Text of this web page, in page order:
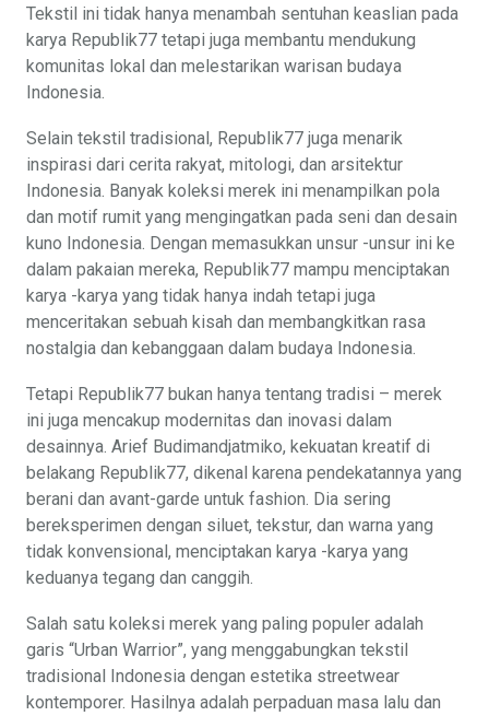
Tekstil ini tidak hanya menambah sentuhan keaslian pada
karya Republik77 tetapi juga membantu mendukung
komunitas lokal dan melestarikan warisan budaya
Indonesia.
Selain tekstil tradisional, Republik77 juga menarik
inspirasi dari cerita rakyat, mitologi, dan arsitektur
Indonesia. Banyak koleksi merek ini menampilkan pola
dan motif rumit yang mengingatkan pada seni dan desain
kuno Indonesia. Dengan memasukkan unsur -unsur ini ke
dalam pakaian mereka, Republik77 mampu menciptakan
karya -karya yang tidak hanya indah tetapi juga
menceritakan sebuah kisah dan membangkitkan rasa
nostalgia dan kebanggaan dalam budaya Indonesia.
Tetapi Republik77 bukan hanya tentang tradisi – merek
ini juga mencakup modernitas dan inovasi dalam
desainnya. Arief Budimandjatmiko, kekuatan kreatif di
belakang Republik77, dikenal karena pendekatannya yang
berani dan avant-garde untuk fashion. Dia sering
bereksperimen dengan siluet, tekstur, dan warna yang
tidak konvensional, menciptakan karya -karya yang
keduanya tegang dan canggih.
Salah satu koleksi merek yang paling populer adalah
garis “Urban Warrior”, yang menggabungkan tekstil
tradisional Indonesia dengan estetika streetwear
kontemporer. Hasilnya adalah perpaduan masa lalu dan